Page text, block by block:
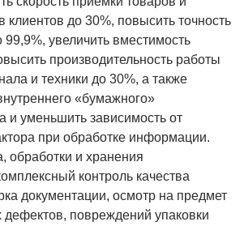
клиентов до 30%, повысить точность
99,9%, увеличить вместимость
производительность работы
и техники до 30%, а также
«бумажного»
и уменьшить зависимость от
при обработке информации.
обработки и хранения
контроль качества
документации, осмотр на предмет
повреждений упаковки